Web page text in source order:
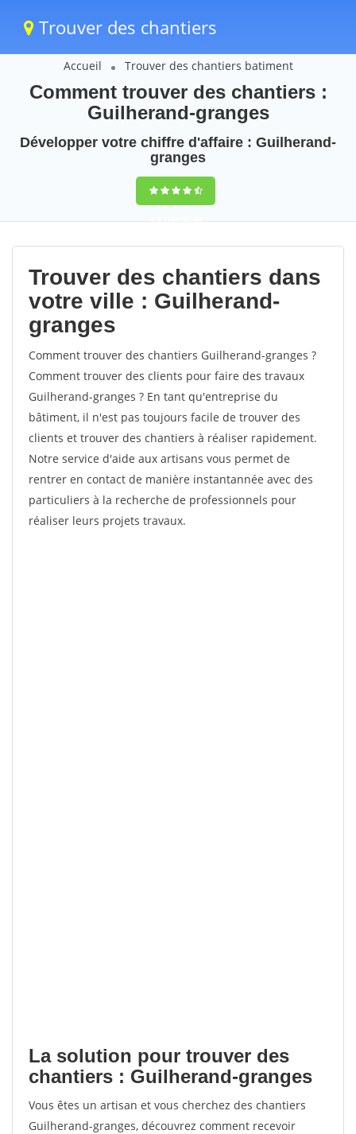
Trouver des chantiers
Accueil Trouver des chantiers batiment
Comment trouver des chantiers :
Guilherand-granges
Développer votre chiffre d'affaire : Guilherand-
granges
9,5(100%)48
votes
Trouver des chantiers dans
votre ville : Guilherand-
granges
Comment trouver des chantiers Guilherand-granges ?
Comment trouver des clients pour faire des travaux
Guilherand-granges ? En tant qu'entreprise du
bâtiment, il n'est pas toujours facile de trouver des
clients et trouver des chantiers à réaliser rapidement.
Notre service d'aide aux artisans vous permet de
rentrer en contact de manière instantannée avec des
particuliers à la recherche de professionnels pour
réaliser leurs projets travaux.
La solution pour trouver des
chantiers : Guilherand-granges
Vous êtes un artisan et vous cherchez des chantiers
Guilherand-granges, découvrez comment recevoir